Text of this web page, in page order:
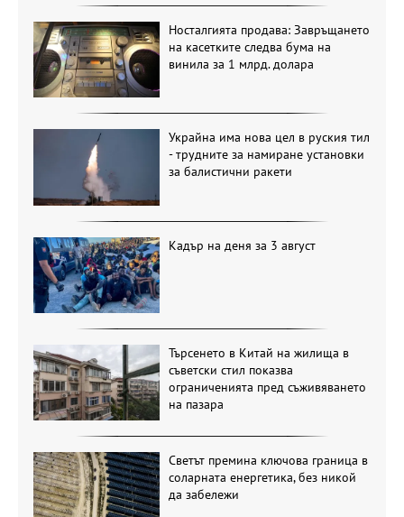
Носталгията продава: Завръщането
на касетките следва бума на
винила за 1 млрд. долара
Украйна има нова цел в руския тил
- трудните за намиране установки
за балистични ракети
Кадър на деня за 3 август
Търсенето в Китай на жилища в
съветски стил показва
ограниченията пред съживяването
на пазара
Светът премина ключова граница в
соларната енергетика, без никой
да забележи